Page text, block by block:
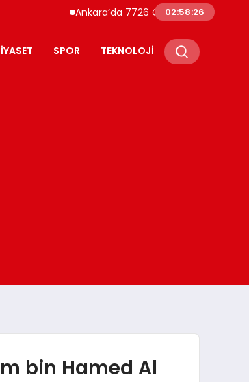
Ankara’da 7726 Genç Faizsiz Evlilik
02:58:27
SPOR TEKNOLOJI
bin Hamed Al